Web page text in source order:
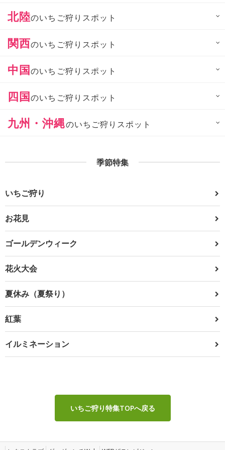
北陸のいちご狩りスポット
関西のいちご狩りスポット
中国のいちご狩りスポット
四国のいちご狩りスポット
九州・沖縄のいちご狩りスポット
季節特集
いちご狩り
お花見
ゴールデンウィーク
花火大会
夏休み（夏祭り）
紅葉
イルミネーション
いちご狩り特集TOPへ戻る